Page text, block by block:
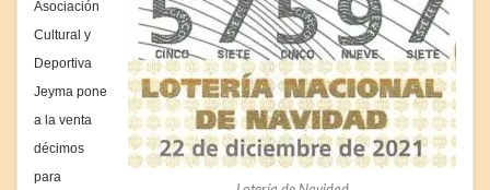
Asociación
Cultural y
Deportiva
Jeyma pone
a la venta
décimos
para